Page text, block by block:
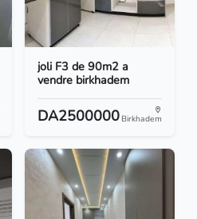
joli F3 de 90m2 a
vendre birkhadem
DA2500000 Birkhadem